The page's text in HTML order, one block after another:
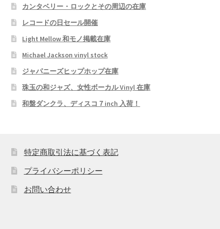
カンタベリー・ロックとその周辺の在庫
レコードの日セール開催
Light Mellow 和モノ掲載在庫
Michael Jackson vinyl stock
ジャパニーズヒップホップ在庫
珠玉の和ジャズ、女性ボーカル Vinyl 在庫
和盤ダンクラ、ディスコ７inch 入荷！
特定商取引法に基づく表記
プライバシーポリシー
お問い合わせ